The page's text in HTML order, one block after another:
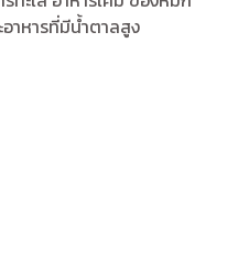
าหารที่มีน้ำตาลสูง